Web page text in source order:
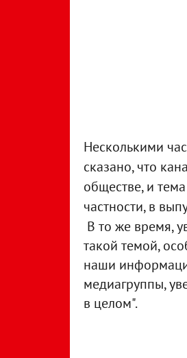
Несколькими
сказано, что
обществе, и
частности, в
В то же время,
такой темой,
наши
медиагруппы,
в целом".